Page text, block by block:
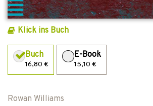
Klick ins Buch
Buch
16,80 €
E-Book
15,10 €
Rowan Williams